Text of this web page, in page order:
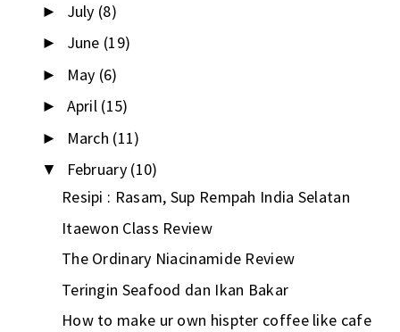
► July (8)
► June (19)
► May (6)
► April (15)
► March (11)
▼ February (10)
Resipi : Rasam, Sup Rempah India Selatan
Itaewon Class Review
The Ordinary Niacinamide Review
Teringin Seafood dan Ikan Bakar
How to make ur own hispter coffee like cafe